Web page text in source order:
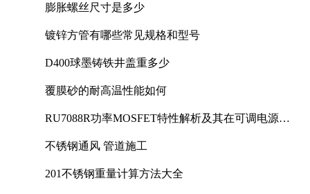
膨胀螺丝尺寸是多少
镀锌方管有哪些常见规格和型号
D400球墨铸铁井盖重多少
覆膜砂的耐高温性能如何
RU7088R功率MOSFET特性解析及其在可调电源设
不锈钢通风 管道施工
201不锈钢重量计算方法大全